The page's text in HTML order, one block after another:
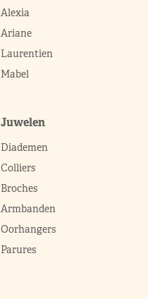
Alexia
Ariane
Laurentien
Mabel
Juwelen
Diademen
Colliers
Broches
Armbanden
Oorhangers
Parures